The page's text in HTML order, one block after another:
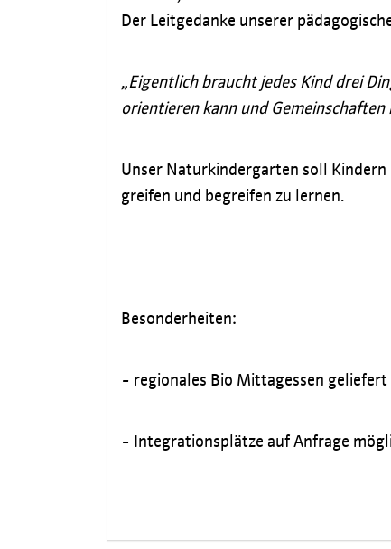
Der Leitgedanke unserer
„Eigentlich braucht jedes Kind drei
orientieren kann und
Unser Naturkindergarten soll Kindern
greifen und begreifen zu lernen.
Besonderheiten:
- regionales Bio Mittagessen geliefert
- Integrationsplätze auf Anfrage